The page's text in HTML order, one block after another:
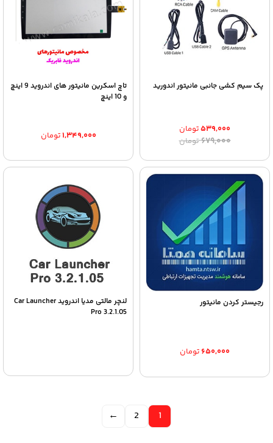
پک سیم کشی جانبی مانیتور اندورید
۶۷۹,۰۰۰تومان
قیمت
۶۷۹,۰۰۰ تومان
بود.
۵۳۹,۰۰۰تومان
قیمت
۵۳۹,۰۰۰ تومان.
تاچ اسکرین مانیتور های اندروید 9 اینچ
و 10 اینچ
۱,۳۴۹,۰۰۰تومان
رجیستر کردن مانیتور
۶۵۰,۰۰۰ تومان
لنچر مالتی مدیا اندروید Car Launcher
Pro 3.2.1.05
1
2
←